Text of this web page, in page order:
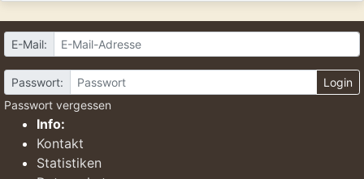
E-Mail:
Passwort:
Login
Passwort vergessen
Info:
Kontakt
Statistiken